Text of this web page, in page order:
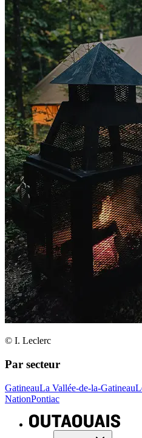
© I. Leclerc
Par secteur
GatineauLa Vallée-de-la-Gatineau
NationPontiac